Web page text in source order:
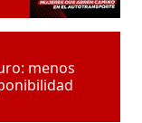
menos